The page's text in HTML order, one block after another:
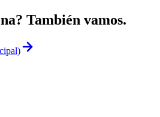
También vamos.